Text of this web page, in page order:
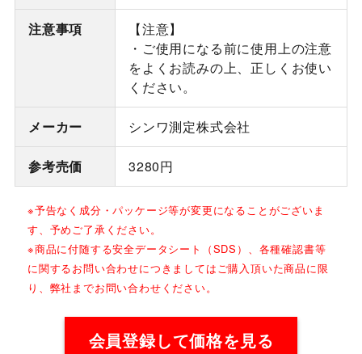
注意事項
【注意】
・ご使用になる前に使用上の注意
をよくお読みの上、正しくお使い
ください。
メーカー シンワ測定株式会社
参考売価 3280円
※予告なく成分・パッケージ等が変更になることがございま
す、予めご了承ください。
※商品に付随する安全データシート（SDS）、各種確認書等
に関するお問い合わせにつきましてはご購入頂いた商品に限
り、弊社までお問い合わせください。
会員登録して価格を見る